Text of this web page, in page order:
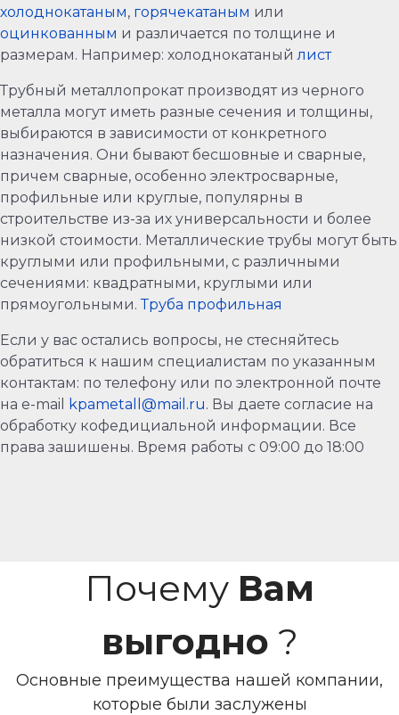
холоднокатаным, горячекатаным или
оцинкованным и различается по толщине и
размерам. Например: холоднокатаныйлист
Трубный металлопрокат производят из черного
металла могут иметь разные сечения и толщины,
выбираются в зависимости от конкретного
назначения. Они бывают бесшовные и сварные,
причем сварные, особенно электросварные,
профильные или круглые, популярны в
строительстве из-за их универсальности и более
низкой стоимости. Металлические трубы могут быть
круглыми или профильными, с различными
сечениями: квадратными, круглыми или
прямоугольными.Труба профильная
Если у вас остались вопросы, не стесняйтесь
обратиться к нашим специалистам по указанным
контактам: по телефону или по электронной почте
на e-mail
kpametall@mail.ru. Вы даете согласие на
обработку кофедициальной информации. Все
права зашишены. Время работы с 09:00 до 18:00
Почему Вам
выгодно ?
Основные преимущества нашей компании,
которые были заслужены